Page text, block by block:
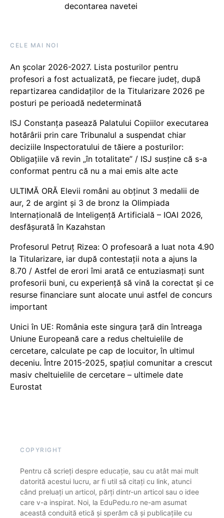
decontarea navetei
CELE MAI NOI
An școlar 2026-2027. Lista posturilor pentru
profesori a fost actualizată, pe fiecare județ, după
repartizarea candidaților de la Titularizare 2026 pe
posturi pe perioadă nedeterminată
ISJ Constanța pasează Palatului Copiilor executarea
hotărârii prin care Tribunalul a suspendat chiar
deciziile Inspectoratului de tăiere a posturilor:
Obligațiile vă revin „în totalitate” / ISJ susține că s-a
conformat pentru că nu a mai emis alte acte
ULTIMĂ ORĂ Elevii români au obținut 3 medalii de
aur, 2 de argint și 3 de bronz la Olimpiada
Internațională de Inteligență Artificială – IOAI 2026,
desfășurată în Kazahstan
Profesorul Petruț Rizea: O profesoară a luat nota 4.90
la Titularizare, iar după contestații nota a ajuns la
8.70 / Astfel de erori îmi arată ce entuziasmați sunt
profesorii buni, cu experiență să vină la corectat și ce
resurse financiare sunt alocate unui astfel de concurs
important
Unici în UE: România este singura țară din întreaga
Uniune Europeană care a redus cheltuielile de
cercetare, calculate pe cap de locuitor, în ultimul
deceniu. Între 2015-2025, spațiul comunitar a crescut
masiv cheltuielile de cercetare – ultimele date
Eurostat
COPYRIGHT
Pentru că scrieți despre educație, sau cu atât mai mult
datorită acestui lucru, ar fi util să citați cu link, atunci
când preluați un articol, părți dintr-un articol sau o idee
care v-a inspirat. Noi, la EduPedu.ro ne-am asumat
această conduită etică și sperăm că și publicațiile cu